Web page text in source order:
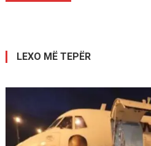
LEXO MË TEPËR